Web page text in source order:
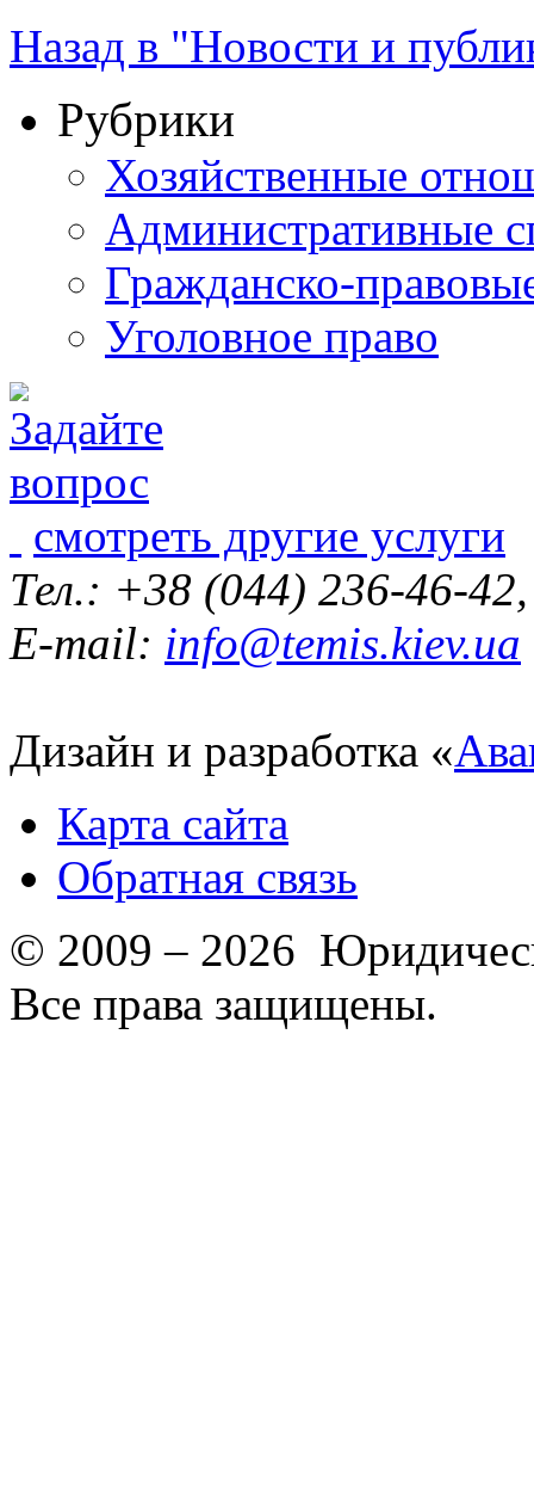
Назад в "Новости и
Рубрики
Хозяйственные
Административные
Гражданско-
Уголовное право
смотреть другие услуги
Тел.: +38 (044) 236-46-
E-mail: info@temis.kiev.ua
Дизайн и разработка «
Карта сайта
Обратная связь
© 2009 – 2026
Все права защищены.